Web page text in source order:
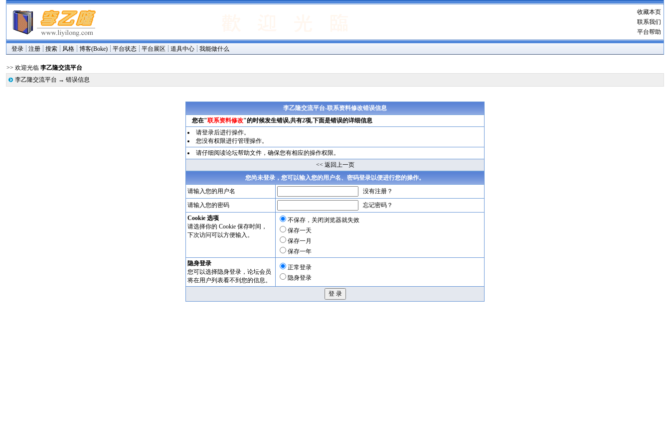
收藏本页
联系我们
平台帮助
登录 注册 搜索 风格 博客(Boke) 平台状态 平台展区 道具中心 我能做什么
>> 欢迎光临李乙隆交流平台
李乙隆交流平台 →错误信息
李乙隆交流平台-联系资料修改错误信息
您在"联系资料修改"的时候发生错误,共有2项,下面是错误的详细信息
请登录后进行操作。
您没有权限进行管理操作。
请仔细阅读论坛帮助文件，确保您有相应的操作权限。
<< 返回上一页
您尚未登录，您可以输入您的用户名、密码登录以便进行您的操作。
请输入您的用户名
没有注册？
请输入您的密码
忘记密码？
Cookie 选项
请选择你的 Cookie 保存时间，
下次访问可以方便输入。
不保存，关闭浏览器就失效
保存一天
保存一月
保存一年
隐身登录
您可以选择隐身登录，论坛会员
将在用户列表看不到您的信息。
正常登录
隐身登录